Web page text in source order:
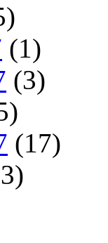
(1)
(3)
(17)